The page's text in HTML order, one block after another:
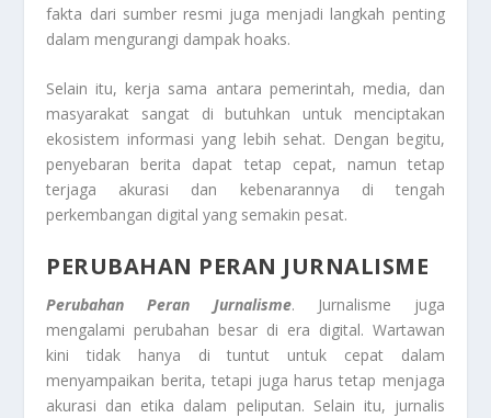
fakta dari sumber resmi juga menjadi langkah penting
dalam mengurangi dampak hoaks.
Selain itu, kerja sama antara pemerintah, media, dan
masyarakat sangat di butuhkan untuk menciptakan
ekosistem informasi yang lebih sehat. Dengan begitu,
penyebaran berita dapat tetap cepat, namun tetap
terjaga akurasi dan kebenarannya di tengah
perkembangan digital yang semakin pesat.
PERUBAHAN PERAN JURNALISME
Perubahan Peran Jurnalisme. Jurnalisme juga
mengalami perubahan besar di era digital. Wartawan
kini tidak hanya di tuntut untuk cepat dalam
menyampaikan berita, tetapi juga harus tetap menjaga
akurasi dan etika dalam peliputan. Selain itu, jurnalis